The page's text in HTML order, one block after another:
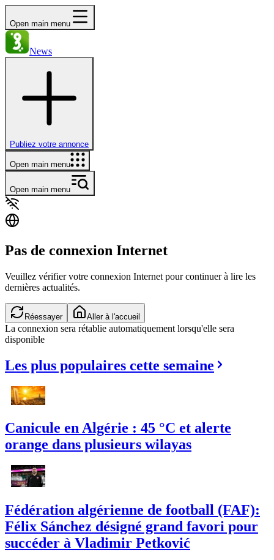
Open main menu
News
Publiez votre annonce
Open main menu
Open main menu
Pas de connexion Internet
Veuillez vérifier votre connexion Internet pour continuer à lire les
dernières actualités.
Vérification de la connexion...
La connexion sera rétablie automatiquement lorsqu'elle sera
disponible
Les plus populaires cette semaine
Canicule en Algérie : 45 °C et alerte
orange dans plusieurs wilayas
Fédération algérienne de football (FAF):
Félix Sánchez désigné grand favori pour
succéder à Vladimir Petković